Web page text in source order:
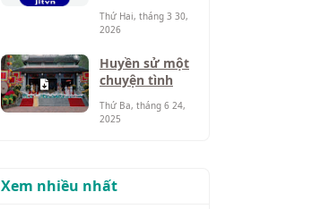
Thứ Hai, tháng 3 30,
2026
Huyền sử một
chuyện tình
Thứ Ba, tháng 6 24,
2025
Xem nhiều nhất